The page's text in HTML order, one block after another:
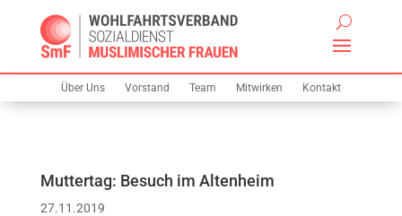
Über Uns Vorstand Team Mitwirken Kontakt
Muttertag: Besuch im Altenheim
27.11.2019